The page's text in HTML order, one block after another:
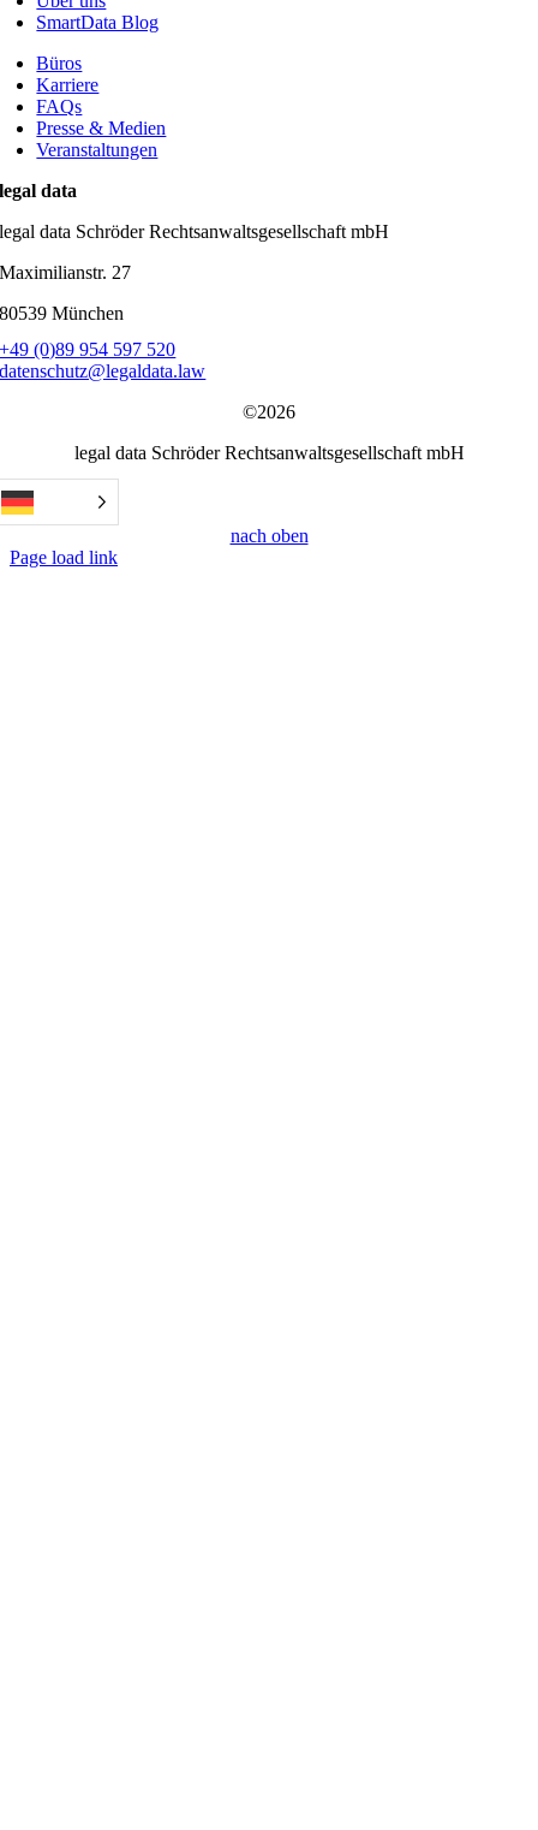
SmartData Blog
Büros
Karriere
FAQs
Presse & Medien
Veranstaltungen
legal data
legal data Schröder Rechtsanwaltsgesellschaft mbH
Maximilianstr. 27
80539 München
+49 (0)89 954 597 520
datenschutz@legaldata.law
©2026
legal data Schröder Rechtsanwaltsgesellschaft mbH
nach oben
Page load link